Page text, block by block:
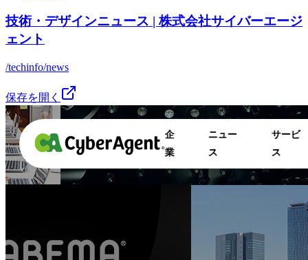
技術・デザインニュース | 株式会社サイバーエージ
ェント
/techinfo/news
保存を開く